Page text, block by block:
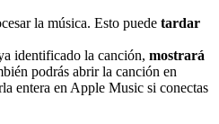
la música. Esto puede tardar
identificado la canción, mostrará
podrás abrir la canción en
entera en Apple Music si conectas